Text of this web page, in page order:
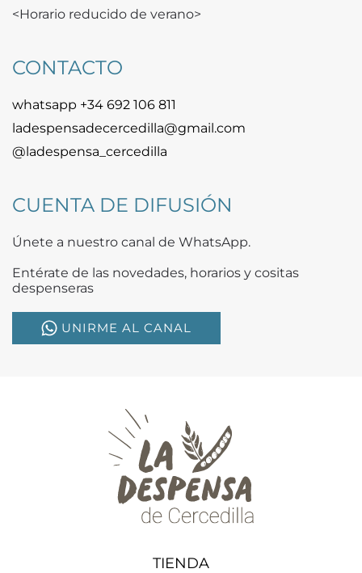
<Horario reducido de verano>
CONTACTO
whatsapp +34 692 106 811
ladespensadecercedilla@gmail.com
@ladespensa_cercedilla
CUENTA DE DIFUSIÓN
Únete a nuestro canal de WhatsApp.
Entérate de las novedades, horarios y cositas
despenseras
UNIRME AL CANAL
TIENDA